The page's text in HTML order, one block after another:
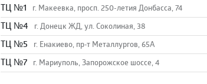
TЦ №1 г. Макеевка, просп. 250-летия Донбасса, 74
TЦ №4 г. Донецк ЖД, ул. Соколиная, 38
TЦ №5 г. Енакиево, пр-т Металлургов, 65А
ТЦ №7 г. Мариуполь, Запорожское шоссе, 4